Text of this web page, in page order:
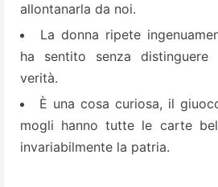
allontanarla da noi.
La donna ripete
ha sentito senza distinguere
verità.
È una cosa curiosa, il
mogli hanno tutte le carte
invariabilmente la patria.